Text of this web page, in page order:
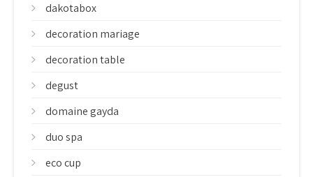
dakotabox
decoration mariage
decoration table
degust
domaine gayda
duo spa
eco cup